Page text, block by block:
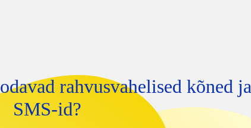
rahvusvahelised kõned ja
SMS-id?